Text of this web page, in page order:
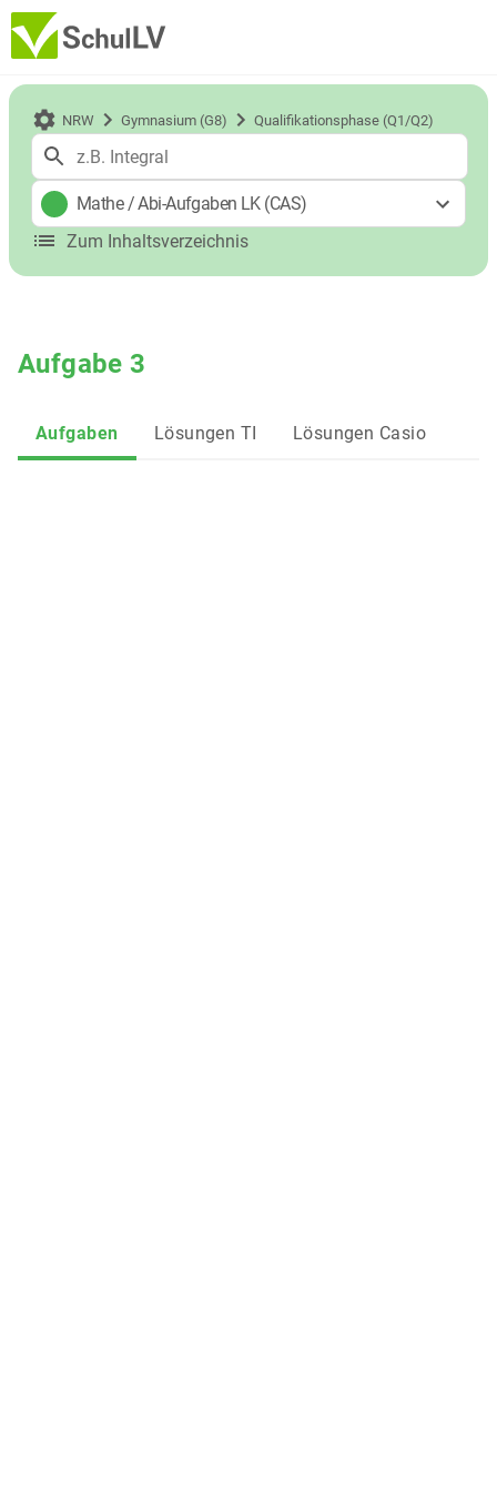
NRW Gymnasium (G8) Qualifikationsphase (Q1/Q2)
Mathe/Abi-Aufgaben LK (CAS)
Zum Inhaltsverzeichnis
Aufgabe 3
Aufgaben Lösungen TI Lösungen Casio